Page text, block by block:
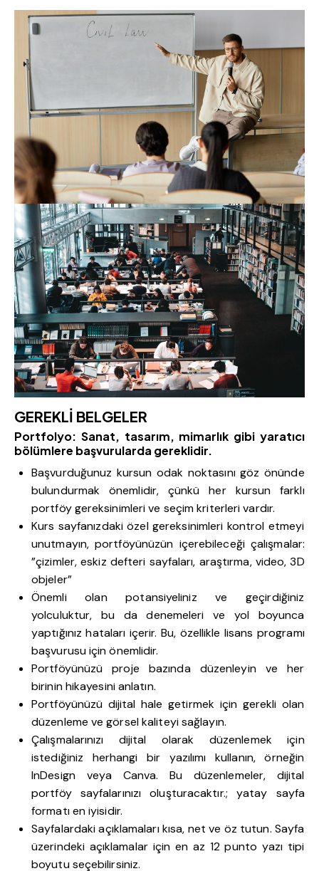
GEREKLİ BELGELER
Portfolyo: Sanat, tasarım, mimarlık gibi yaratıcı
bölümlere başvurularda gereklidir.
Başvurduğunuz kursun odak noktasını göz önünde
bulundurmak önemlidir, çünkü her kursun farklı
portföy gereksinimleri ve seçim kriterleri vardır.
Kurs sayfanızdaki özel gereksinimleri kontrol etmeyi
unutmayın, portföyünüzün içerebileceği çalışmalar:
”çizimler, eskiz defteri sayfaları, araştırma, video, 3D
objeler”
Önemli olan potansiyeliniz ve geçirdiğiniz
yolculuktur, bu da denemeleri ve yol boyunca
yaptığınız hataları içerir. Bu, özellikle lisans programı
başvurusu için önemlidir.
Portföyünüzü proje bazında düzenleyin ve her
birinin hikayesini anlatın.
Portföyünüzü dijital hale getirmek için gerekli olan
düzenleme ve görsel kaliteyi sağlayın.
Çalışmalarınızı dijital olarak düzenlemek için
istediğiniz herhangi bir yazılımı kullanın, örneğin
InDesign veya Canva. Bu düzenlemeler, dijital
portföy sayfalarınızı oluşturacaktır.; yatay sayfa
formatı en iyisidir.
Sayfalardaki açıklamaları kısa, net ve öz tutun. Sayfa
üzerindeki açıklamalar için en az 12 punto yazı tipi
boyutu seçebilirsiniz.